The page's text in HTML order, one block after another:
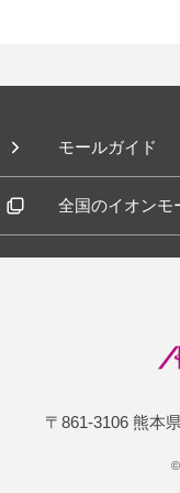
モールガイド
全国のイオンモ
〒861-3106 熊本
©